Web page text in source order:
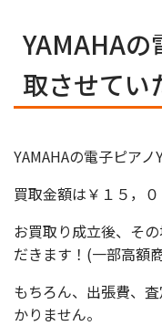
YAMAHAの
取させてい
YAMAHAの電子ピア
買取金額は￥１５，
お買取り成立後、そ
だきます！(一部高額
もちろん、出張費、
かりません。